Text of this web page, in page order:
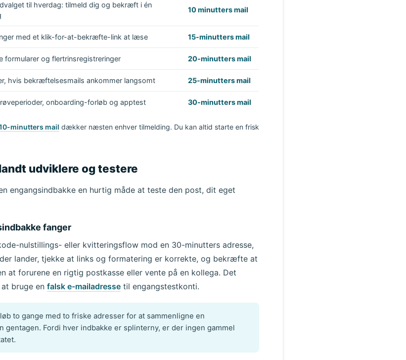
til hverdag: tilmeld dig og bekræft i én
10 minutters mail
med et klik-for-at-bekræfte-link at læse 15-minutters mail
formularer og flertrinsregistreringer 20-minutters mail
hvis bekræftelsesmails ankommer langsomt 25-minutters mail
onboarding-forløb og apptest 30-minutters mail
minutters mail dækker næsten enhver tilmelding. Du kan altid starte en frisk
udviklere og testere
engangsindbakke en hurtig måde at teste den post, dit eget
fanger
nulstillings- eller kvitteringsflow mod en 30-minutters adresse,
lander, tjekke at links og formatering er korrekte, og bekræfte at
at forurene en rigtig postkasse eller vente på en kollega. Det
bruge en falsk e-mailadresse til engangstestkonti.
to gange med to friske adresser for at sammenligne en
gentagen. Fordi hver indbakke er splinterny, er der ingen gammel